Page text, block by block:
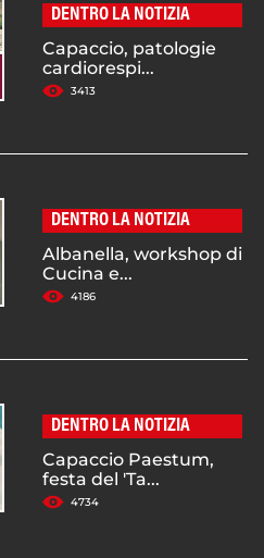
DENTRO LA NOTIZIA
Capaccio, patologie
cardiorespi...
3413
DENTRO LA NOTIZIA
Albanella, workshop di
Cucina e...
4186
DENTRO LA NOTIZIA
Capaccio Paestum,
festa del 'Ta...
4734